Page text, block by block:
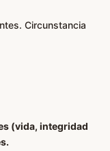
Circunstancia
(vida, integridad